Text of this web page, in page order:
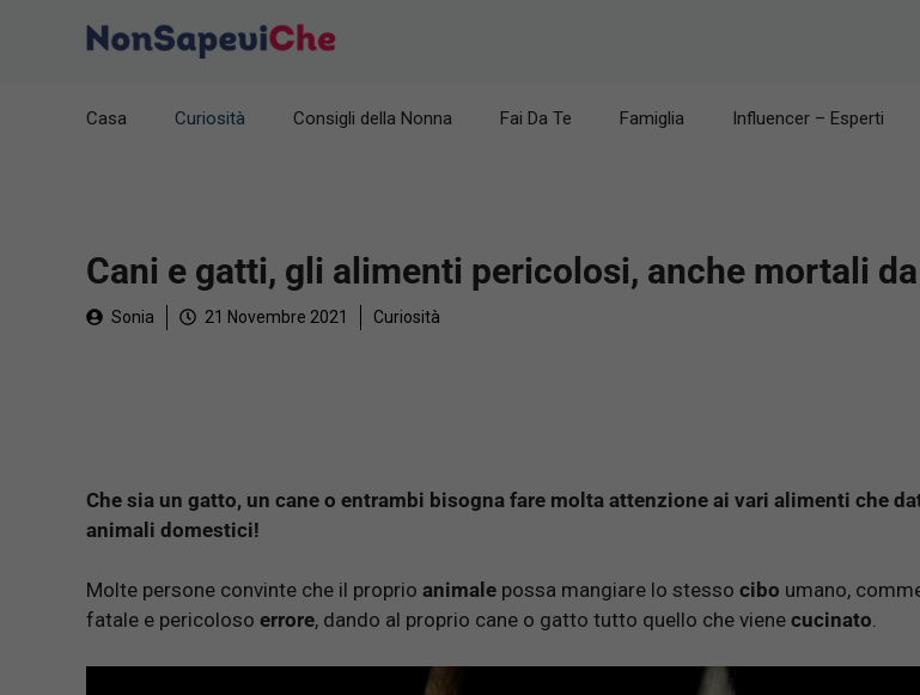
Casa Curiosità Consigli della Nonna Fai Da Te Famiglia Influencer – Esperti
Cani e gatti, gli alimenti pericolosi, anche mortali
Sonia 21 Novembre 2021 Curiosità
Che sia un gatto, un cane o entrambi bisogna fare molta attenzione ai vari alimenti che
animali domestici!
Molte persone convinte che il proprio animale possa mangiare lo stesso cibo umano,
fatale e pericoloso errore, dando al proprio cane o gatto tutto quello che viene cucinato.